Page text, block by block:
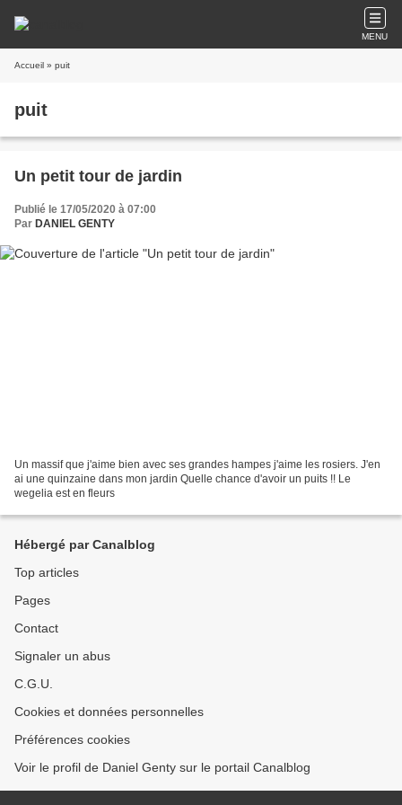
MENU
Accueil » puit
puit
Un petit tour de jardin
Publié le 17/05/2020 à 07:00
Par DANIEL GENTY
Un massif que j'aime bien avec ses grandes hampes j'aime les rosiers. J'en
ai une quinzaine dans mon jardin Quelle chance d'avoir un puits !! Le
wegelia est en fleurs
Hébergé par Canalblog
Top articles
Pages
Contact
Signaler un abus
C.G.U.
Cookies et données personnelles
Préférences cookies
Voir le profil de Daniel Genty sur le portail Canalblog